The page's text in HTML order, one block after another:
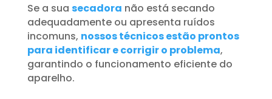
Se a sua secadora não está secando
adequadamente ou apresenta ruídos
incomuns, nossos técnicos estão prontos
para identificar e corrigir o problema,
garantindo o funcionamento eficiente do
aparelho.